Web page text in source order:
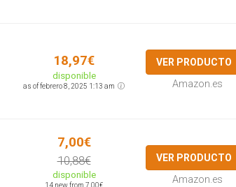
18,97€
disponible
as of febrero 8, 2025 1:13 am
VER PRODUCTO
Amazon.es
7,00€
10,88€
disponible
14 new from 7,00€
VER PRODUCTO
Amazon.es